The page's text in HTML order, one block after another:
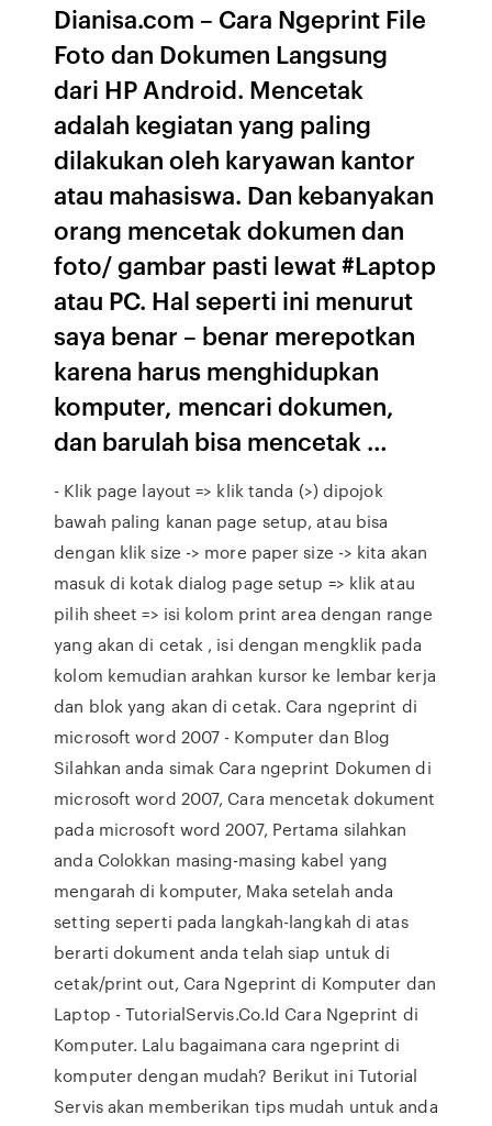
Dianisa.com – Cara Ngeprint File
Foto dan Dokumen Langsung
dari HP Android. Mencetak
adalah kegiatan yang paling
dilakukan oleh karyawan kantor
atau mahasiswa. Dan kebanyakan
orang mencetak dokumen dan
foto/ gambar pasti lewat #Laptop
atau PC. Hal seperti ini menurut
saya benar – benar merepotkan
karena harus menghidupkan
komputer, mencari dokumen,
dan barulah bisa mencetak …
- Klik page layout => klik tanda (>) dipojok
bawah paling kanan page setup, atau bisa
dengan klik size -> more paper size -> kita akan
masuk di kotak dialog page setup => klik atau
pilih sheet => isi kolom print area dengan range
yang akan di cetak , isi dengan mengklik pada
kolom kemudian arahkan kursor ke lembar kerja
dan blok yang akan di cetak. Cara ngeprint di
microsoft word 2007 - Komputer dan Blog
Silahkan anda simak Cara ngeprint Dokumen di
microsoft word 2007, Cara mencetak dokument
pada microsoft word 2007, Pertama silahkan
anda Colokkan masing-masing kabel yang
mengarah di komputer, Maka setelah anda
setting seperti pada langkah-langkah di atas
berarti dokument anda telah siap untuk di
cetak/print out, Cara Ngeprint di Komputer dan
Laptop - TutorialServis.Co.Id Cara Ngeprint di
Komputer. Lalu bagaimana cara ngeprint di
komputer dengan mudah? Berikut ini Tutorial
Servis akan memberikan tips mudah untuk anda